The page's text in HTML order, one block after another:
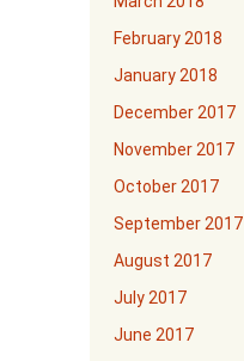
February 2018
January 2018
December 2017
November 2017
October 2017
September 2017
August 2017
July 2017
June 2017